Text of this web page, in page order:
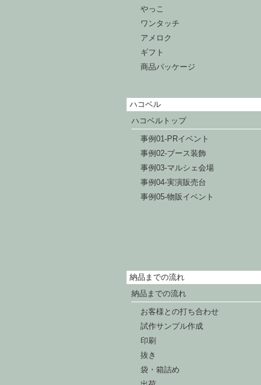
やっこ
ワンタッチ
アメロク
ギフト
商品パッケージ
ハコベル
ハコベルトップ
事例01-PRイベント
事例02-ブース装飾
事例03-マルシェ会場
事例04-実演販売台
事例05-物販イベント
納品までの流れ
納品までの流れ
お客様との打ち合わせ
試作サンプル作成
印刷
抜き
袋・箱詰め